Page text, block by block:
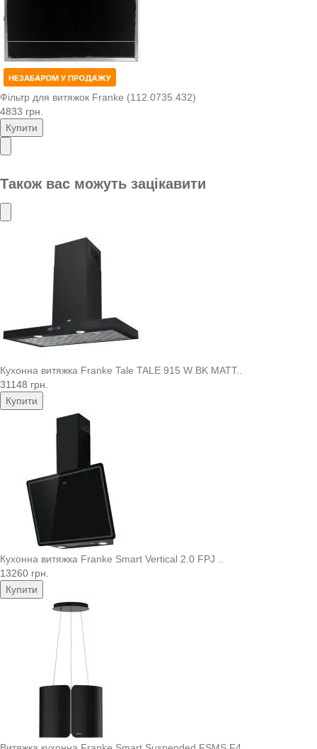
Фільтр для витяжок Franke (112.0735.432)
4833 грн.
Купити
Також вас можуть зацікавити
Кухонна витяжка Franke Tale TALE 915 W BK MATT..
31148 грн.
Купити
Кухонна витяжка Franke Smart Vertical 2.0 FPJ ..
13260 грн.
Купити